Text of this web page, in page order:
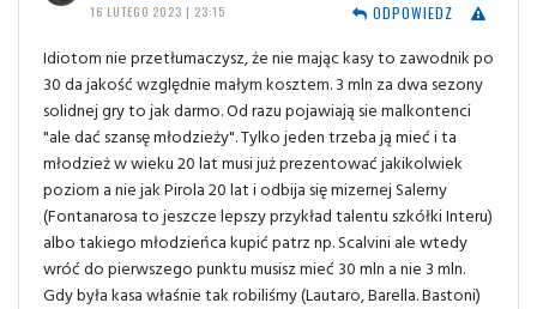
16 LUTEGO 2023 | 23:15
ODPOWIEDZ
Idiotom nie przetłumaczysz, że nie mając kasy to zawodnik po
30 da jakość względnie małym kosztem. 3 mln za dwa sezony
solidnej gry to jak darmo. Od razu pojawiają sie malkontenci
"ale dać szansę młodzieży". Tylko jeden trzeba ją mieć i ta
młodzież w wieku 20 lat musi już prezentować jakikolwiek
poziom a nie jak Pirola 20 lat i odbija się mizernej Salerny
(Fontanarosa to jeszcze lepszy przykład talentu szkółki Interu)
albo takiego młodzieńca kupić patrz np. Scalvini ale wtedy
wróć do pierwszego punktu musisz mieć 30 mln a nie 3 mln.
Gdy była kasa właśnie tak robiliśmy (Lautaro, Barella. Bastoni)